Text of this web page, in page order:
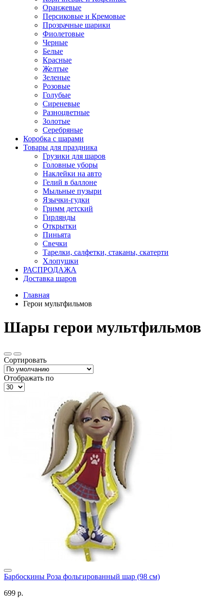
Оранжевые
Персиковые и Кремовые
Прозрачные шарики
Фиолетовые
Черные
Белые
Красные
Желтые
Зеленые
Розовые
Голубые
Сиреневые
Разноцветные
Золотые
Серебряные
Коробка с шарами
Товары для праздника
Грузики для шаров
Головные уборы
Наклейки на авто
Гелий в баллоне
Мыльные пузыри
Язычки-гудки
Гримм детский
Гирлянды
Открытки
Пиньята
Свечки
Тарелки, салфетки, стаканы, скатерти
Хлопушки
РАСПРОДАЖА
Доставка шаров
Главная
Герои мультфильмов
Шары герои мультфильмов
Сортировать
Отображать по
Барбоскины Роза фольгированный шар (98 см)
699 р.